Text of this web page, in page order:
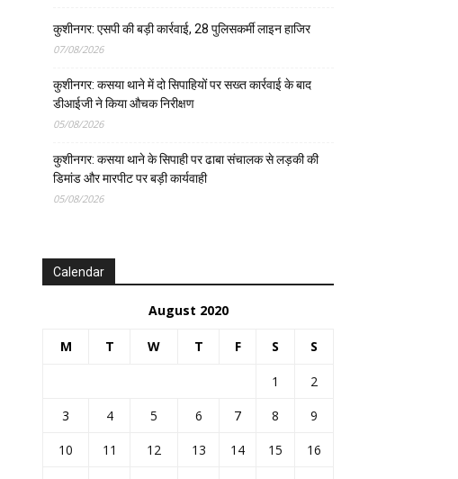
कुशीनगर: एसपी की बड़ी कार्रवाई, 28 पुलिसकर्मी लाइन हाजिर
07/08/2026
कुशीनगर: कसया थाने में दो सिपाहियों पर सख्त कार्रवाई के बाद
डीआईजी ने किया औचक निरीक्षण
05/08/2026
कुशीनगर: कसया थाने के सिपाही पर ढाबा संचालक से लड़की की
डिमांड और मारपीट पर बड़ी कार्यवाही
05/08/2026
Calendar
August 2020
M T W T F S S
1
2
3
4 5 6 7 8
9
10
11 12 13 14 15
16